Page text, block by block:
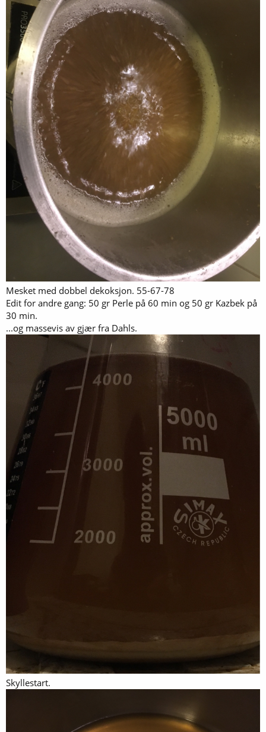
Mesket med dobbel dekoksjon. 55-67-78
Edit for andre gang: 50 gr Perle på 60 min og 50 gr Kazbek på
30 min.
...og massevis av gjær fra Dahls.
Skyllestart.